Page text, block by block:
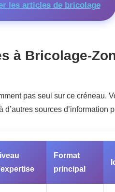
les articles de bricolage
à Bricolage-
pas seul sur ce créneau.
d’autres sources d’information
Format
principal